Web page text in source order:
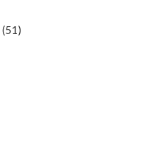
(51)